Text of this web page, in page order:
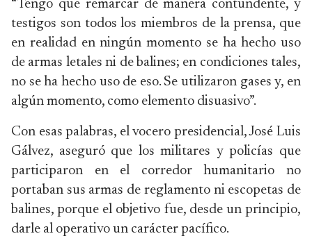
“Tengo que remarcar de manera contundente, y
testigos son todos los miembros de la prensa, que
en realidad en ningún momento se ha hecho uso
de armas letales ni de balines; en condiciones tales,
no se ha hecho uso de eso. Se utilizaron gases y, en
algún momento, como elemento disuasivo”.
Con esas palabras, el vocero presidencial, José Luis
Gálvez, aseguró que los militares y policías que
participaron en el corredor humanitario no
portaban sus armas de reglamento ni escopetas de
balines, porque el objetivo fue, desde un principio,
darle al operativo un carácter pacífico.